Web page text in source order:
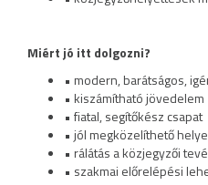
Miért jó itt dolgozni?
• modern, barátságos,
• kiszámítható jövedelem
• fiatal, segítőkész csapat
• jól megközelíthető
• rálátás a közjegyzői
• szakmai előrelépési